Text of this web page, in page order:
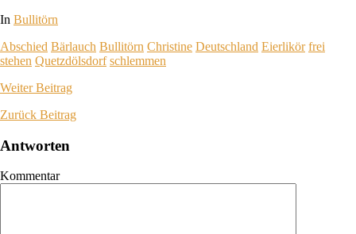
In Bullitörn
Abschied Bärlauch Bullitörn Christine Deutschland Eierlikör frei
stehen Quetzdölsdorf schlemmen
WeiterBeitrag
Zurück Beitrag
Antworten
Kommentar